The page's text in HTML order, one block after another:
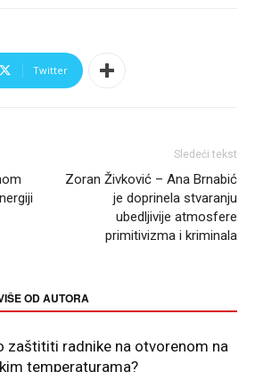
Twitter
Sledeći tekst
Zoran Živković – Ana Brnabić
je doprinela stvaranju
ubedljivije atmosfere
primitivizma i kriminala
OD AUTORA
zaštititi radnike na otvorenom na
temperaturama?